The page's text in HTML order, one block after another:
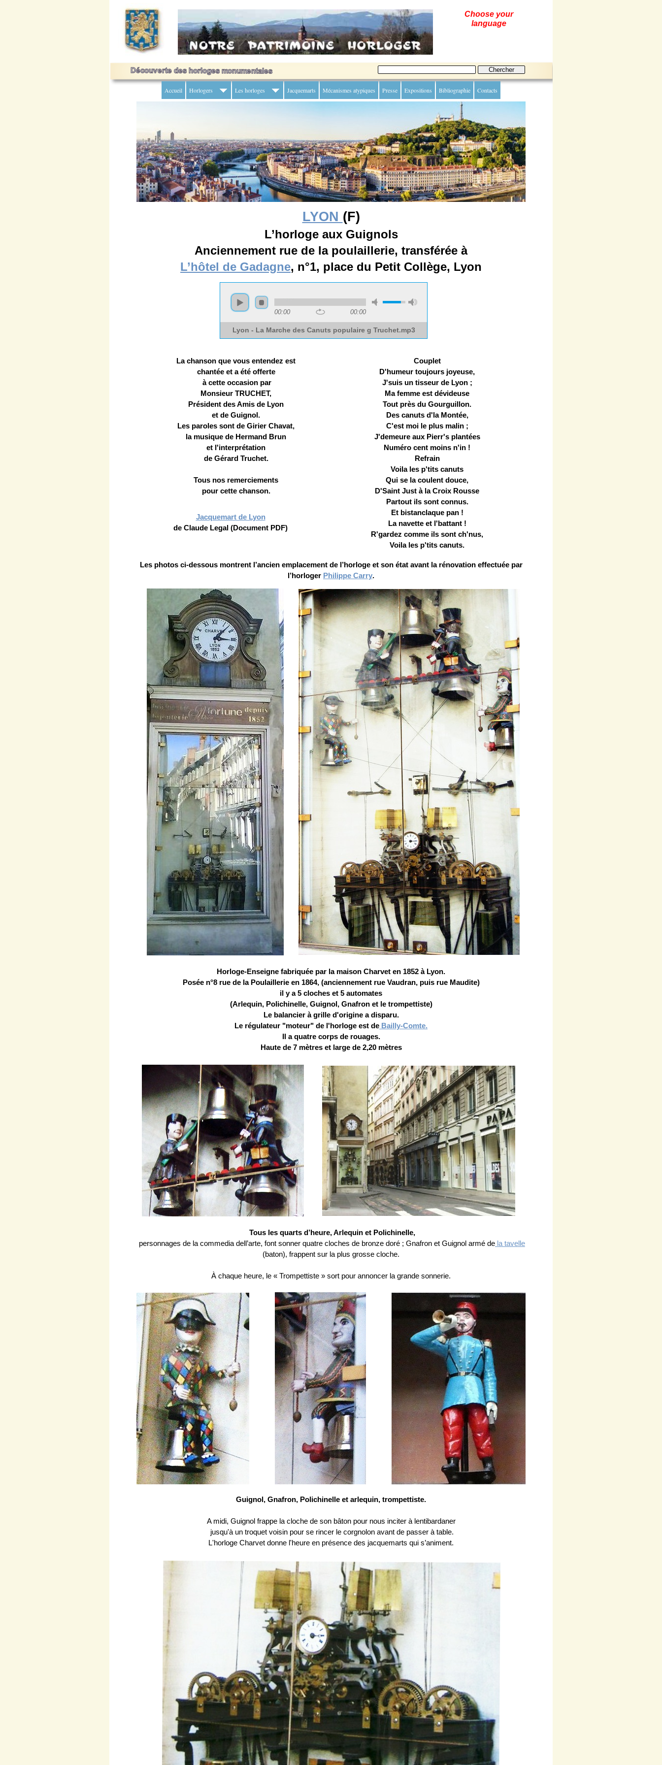
Accueil Horlogers Les horloges Jacquemarts Mécanismes atypiques Presse Expositions Bibliographie Contacts
Choose your
language
Guignol, Gnafron, Polichinelle et arlequin, trompettiste.
A midi, Guignol frappe la cloche de son bâton pour nous inciter à lentibardaner
jusqu'à un troquet voisin pour se rincer le corgnolon avant de passer à table.
L'horloge Charvet donne l'heure en présence des jacquemarts qui s’animent.
Horloge-Enseigne fabriquée par la maison Charvet en 1852 à Lyon.
Posée n°8 rue de la Poulaillerie en 1864, (anciennement rue Vaudran, puis rue Maudite)
il y a 5 cloches et 5 automates
(Arlequin, Polichinelle, Guignol, Gnafron et le trompettiste)
Le balancier à grille d'origine a disparu.
Le régulateur "moteur" de l'horloge est de Bailly-Comte.
Il a quatre corps de rouages.
Haute de 7 mètres et large de 2,20 mètres
Tous les quarts d’heure, Arlequin et Polichinelle,
personnages de la commedia dell’arte, font sonner quatre cloches de bronze doré ; Gnafron et Guignol armé de la tavelle
(baton), frappent sur la plus grosse cloche.
À chaque heure, le « Trompettiste » sort pour annoncer la grande sonnerie.
LYON (F)
L’horloge aux Guignols
Anciennement rue de la poulaillerie, transférée à
L’hôtel de Gadagne, n°1, place du Petit Collège, Lyon
La chanson que vous entendez est
chantée et a été offerte
à cette occasion par
Monsieur TRUCHET,
Président des Amis de Lyon
et de Guignol.
Les paroles sont de Girier Chavat,
la musique de Hermand Brun
et l'interprétation
de Gérard Truchet.
Tous nos remerciements
pour cette chanson.
Jacquemart de Lyon
de Claude Legal (Document PDF)
Les photos ci-dessous montrent l’ancien emplacement de l’horloge et son état avant la rénovation effectuée par
l’horloger Philippe Carry.
Couplet
D'humeur toujours joyeuse,
J'suis un tisseur de Lyon ;
Ma femme est dévideuse
Tout près du Gourguillon.
Des canuts d'la Montée,
C'est moi le plus malin ;
J'demeure aux Pierr's plantées
Numéro cent moins n'in !
Refrain
Voila les p'tits canuts
Qui se la coulent douce,
D'Saint Just à la Croix Rousse
Partout ils sont connus.
Et bistanclaque pan !
La navette et l'battant !
R'gardez comme ils sont ch'nus,
Voila les p'tits canuts.
00:00 00:00
Lyon - La Marche des Canuts populaire g Truchet.mp3